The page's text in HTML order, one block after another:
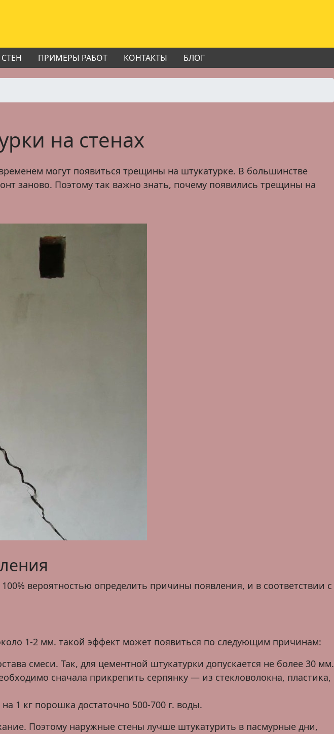
ПРИМЕРЫ РАБОТ КОНТАКТЫ БЛОГ
на стенах
могут появиться трещины на штукатурке. В большинстве
заново. Поэтому так важно знать, почему появились трещины на
вероятностью определить причины появления, и в соответствии с
1-2 мм. такой эффект может появиться по следующим причинам:
смеси. Так, для цементной штукатурки допускается не более 30 мм.
сначала прикрепить серпянку — из стекловолокна, пластика,
1 кг порошка достаточно 500-700 г. воды.
Поэтому наружные стены лучше штукатурить в пасмурные дни,